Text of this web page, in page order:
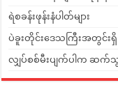
ရဲစခန်းဖုန်းနံပါတ်များ
ပဲခူးတိုင်းဒေသကြီးအတွင်းရှိ
လျှပ်စစ်မီးပျက်ပါက ဆက်သွ